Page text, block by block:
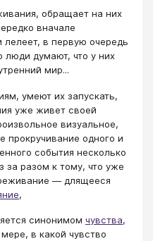
обращает на них
вначале
лелеет, в первую очередь
люди думают, что у них
мир...
умеют их запускать,
уже живет своей
визуальное,
прокручивание одного и
события несколько
за разом к тому, что уже
— длящееся
,
синонимом чувства,
в какой чувство